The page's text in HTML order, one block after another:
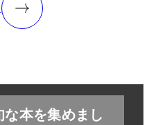
本を集めまし